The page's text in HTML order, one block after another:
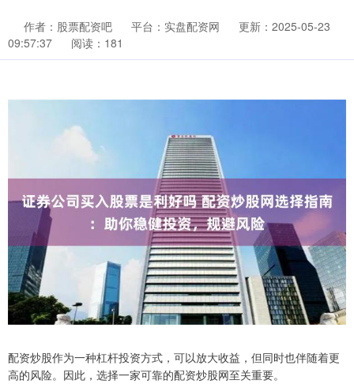
作者：股票配资吧 平台：实盘配资网
更新：2025-05-23
09:57:37
阅读：181
配资炒股作为一种杠杆投资方式，可以放大收益，但同时也伴随着更
高的风险。因此，选择一家可靠的配资炒股网至关重要。